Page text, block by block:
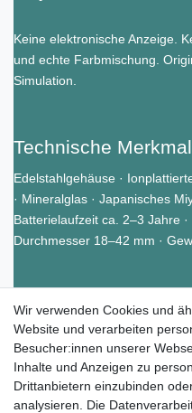
Keine elektronische Anzeige.
und echte Farbmischung.
Simulation.
Technische
Edelstahlgehäuse ·
· Mineralglas · Japanisches
Batterielaufzeit ca. 2–3 Jahre ·
Durchmesser 18–42 mm ·
Tauchen Sie ein
Welt der
Viel Spaß
Wir verwenden Cookies und
Website und verarbeiten
Besucher:innen unserer
Inhalte und Anzeigen zu
Drittanbietern einzubinden
analysieren. Die